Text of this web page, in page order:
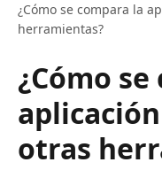
¿Cómo se compara la
herramientas?
¿Cómo
otras